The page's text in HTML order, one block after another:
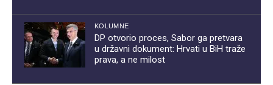
KOLUMNE
DP otvorio proces, Sabor ga pretvara
u državni dokument: Hrvati u BiH traže
prava, a ne milost